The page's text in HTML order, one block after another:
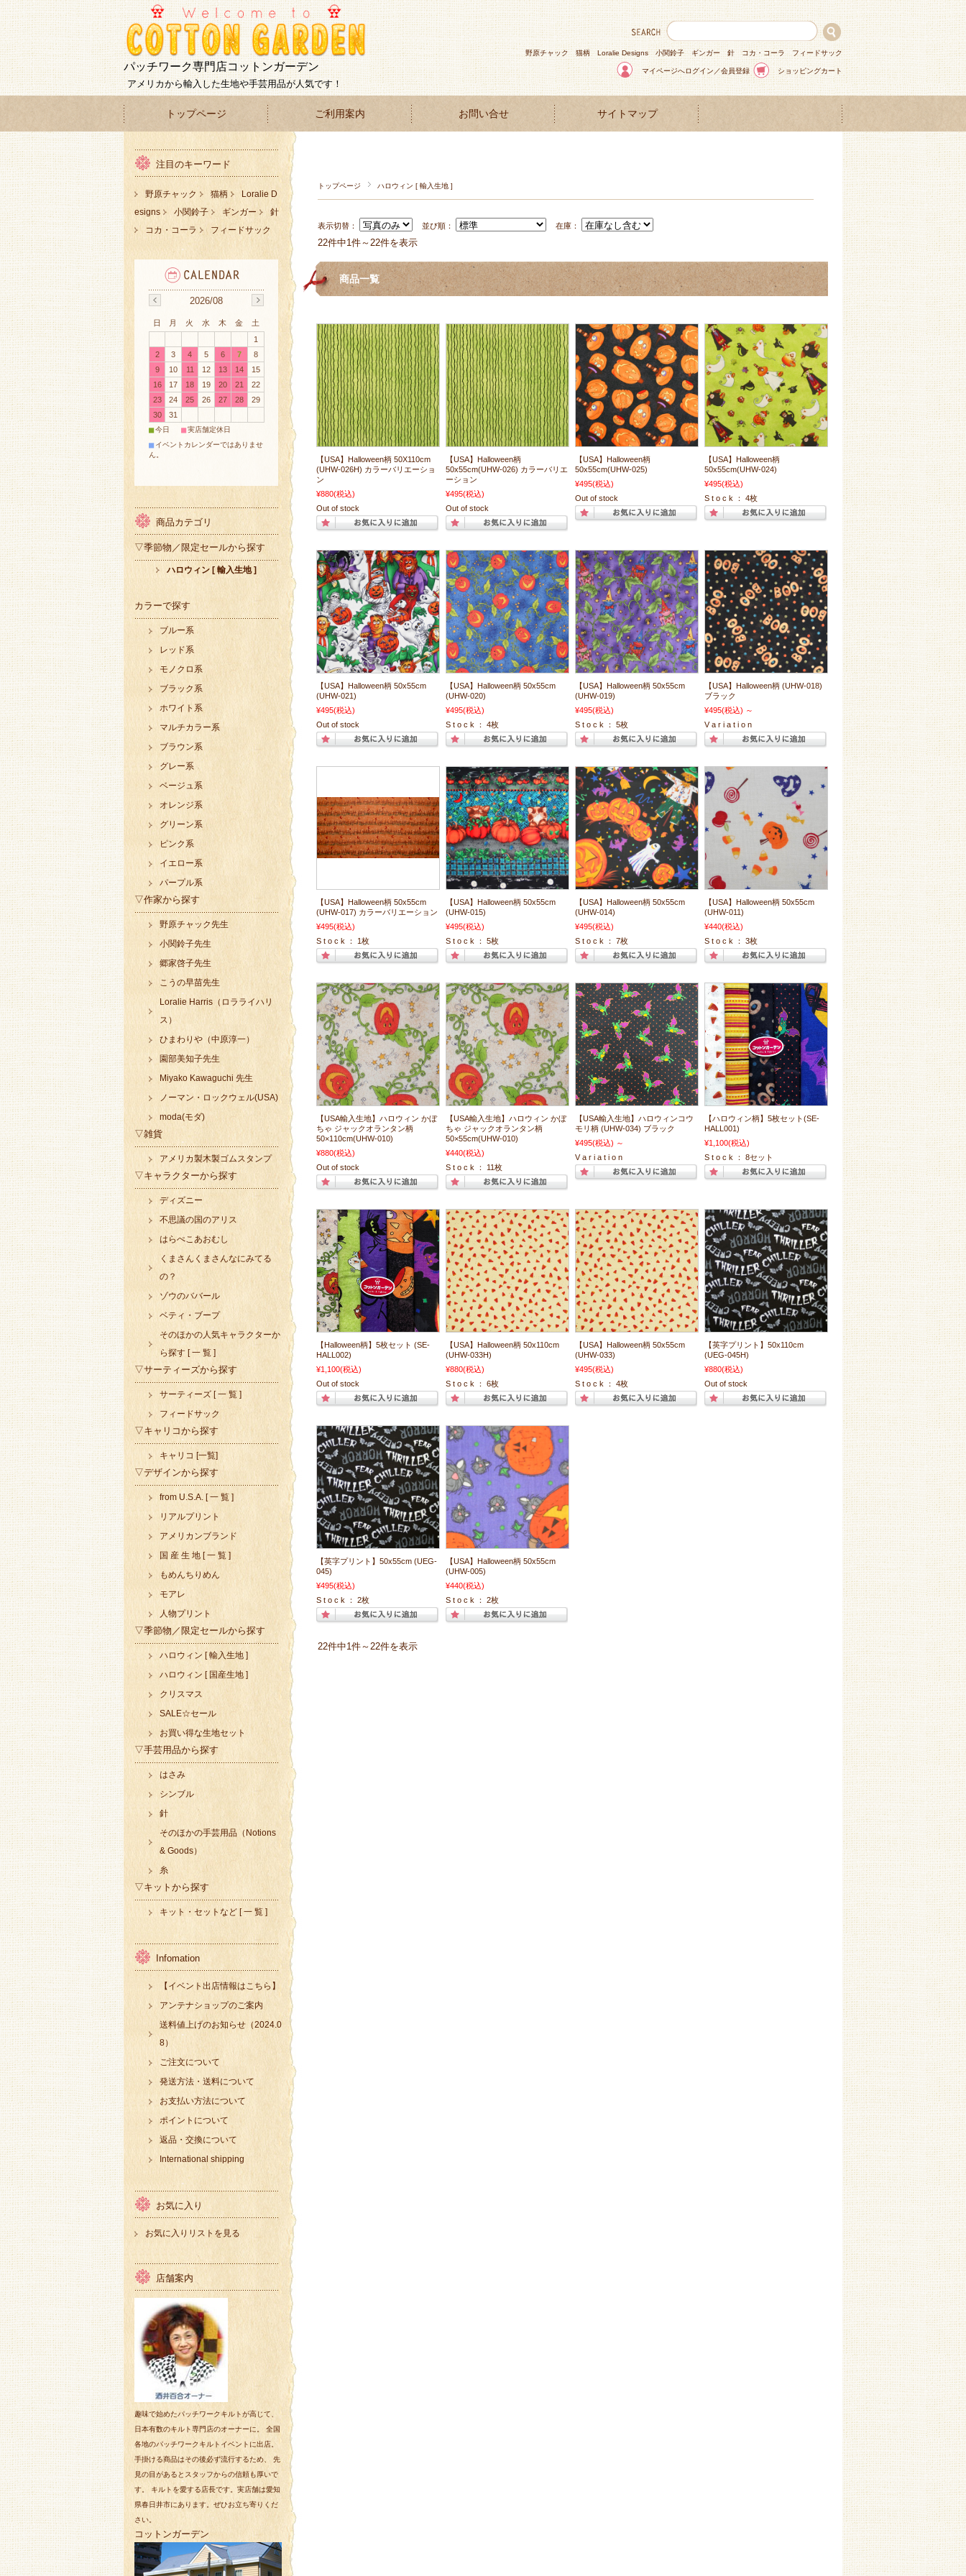
パッチワーク専門店コットンガーデン
アメリカから輸入した生地や手芸用品が人気です！
野原チャック 猫柄 Loralie Designs 小関鈴子 ギンガー 針 コカ・コーラ フィードサック
マイページへログイン／会員登録 ショッピングカート
トップページ ご利用案内 お問い合せ サイトマップ
トップページ ハロウィン [ 輸入生地 ]
表示切替： 並び順： 在庫：
22件中1件～22件を表示
商品一覧
【USA】Halloween柄 50X110cm
(UHW-026H) カラーバリエーショ
ン
¥880(税込)
Out of stock
【USA】Halloween柄
50x55cm(UHW-026) カラーバリエ
ーション
¥495(税込)
Out of stock
【USA】Halloween柄
50x55cm(UHW-025)
¥495(税込)
Out of stock
【USA】Halloween柄
50x55cm(UHW-024)
¥495(税込)
S t o c k ： 4枚
【USA】Halloween柄 50x55cm
(UHW-021)
¥495(税込)
Out of stock
【USA】Halloween柄 50x55cm
(UHW-020)
¥495(税込)
S t o c k ： 4枚
【USA】Halloween柄 50x55cm
(UHW-019)
¥495(税込)
S t o c k ： 5枚
【USA】Halloween柄 (UHW-018)
ブラック
¥495(税込) ～
V a r i a t i o n
【USA】Halloween柄 50x55cm
(UHW-017) カラーバリエーション
¥495(税込)
S t o c k ： 1枚
【USA】Halloween柄 50x55cm
(UHW-015)
¥495(税込)
S t o c k ： 5枚
【USA】Halloween柄 50x55cm
(UHW-014)
¥495(税込)
S t o c k ： 7枚
【USA】Halloween柄 50x55cm
(UHW-011)
¥440(税込)
S t o c k ： 3枚
【USA輸入生地】ハロウィン かぼ
ちゃ ジャックオランタン柄
50×110cm(UHW-010)
¥880(税込)
Out of stock
【USA輸入生地】ハロウィン かぼ
ちゃ ジャックオランタン柄
50×55cm(UHW-010)
¥440(税込)
S t o c k ： 11枚
【USA輸入生地】ハロウィンコウ
モリ柄 (UHW-034) ブラック
¥495(税込) ～
V a r i a t i o n
【ハロウィン柄】5枚セット(SE-
HALL001)
¥1,100(税込)
S t o c k ： 8セット
【Halloween柄】5枚セット (SE-
HALL002)
¥1,100(税込)
Out of stock
【USA】Halloween柄 50x110cm
(UHW-033H)
¥880(税込)
S t o c k ： 6枚
【USA】Halloween柄 50x55cm
(UHW-033)
¥495(税込)
S t o c k ： 4枚
【英字プリント】50x110cm
(UEG-045H)
¥880(税込)
Out of stock
【英字プリント】50x55cm (UEG-
045)
¥495(税込)
S t o c k ： 2枚
【USA】Halloween柄 50x55cm
(UHW-005)
¥440(税込)
S t o c k ： 2枚
22件中1件～22件を表示
注目のキーワード
野原チャック 猫柄
Loralie D
esigns
小関鈴子 ギンガー
針
コカ・コーラ
フィードサック
2026/08
日 月 火 水 木 金
土
1
2
3 4 5 6 7
8
9
10 11 12 13 14
15
16
17 18 19 20 21
22
23
24 25 26 27 28
29
30
31
■今日 ■実店舗定休日
■ イベントカレンダーではありませ
ん。
商品カテゴリ
▽季節物／限定セールから探す
ハロウィン [ 輸入生地 ]
カラーで探す
ブルー系
レッド系
モノクロ系
ブラック系
ホワイト系
マルチカラー系
ブラウン系
グレー系
ベージュ系
オレンジ系
グリーン系
ピンク系
イエロー系
パープル系
▽作家から探す
野原チャック先生
小関鈴子先生
郷家啓子先生
こうの早苗先生
Loralie Harris（ロラライハリ
ス）
ひまわりや（中原淳一）
園部美知子先生
Miyako Kawaguchi 先生
ノーマン・ロックウェル(USA)
moda(モダ)
▽雑貨
アメリカ製木製ゴムスタンプ
▽キャラクターから探す
ディズニー
不思議の国のアリス
はらぺこあおむし
くまさんくまさんなにみてる
の？
ゾウのババール
ベティ・ブープ
そのほかの人気キャラクターか
ら探す [ 一 覧 ]
▽サーティーズから探す
サーティーズ [ 一 覧 ]
フィードサック
▽キャリコから探す
キャリコ [一覧]
▽デザインから探す
from U.S.A. [ 一 覧 ]
リアルプリント
アメリカンブランド
国 産 生 地 [ 一 覧 ]
もめんちりめん
モアレ
人物プリント
▽季節物／限定セールから探す
ハロウィン [ 輸入生地 ]
ハロウィン [ 国産生地 ]
クリスマス
SALE☆セール
お買い得な生地セット
▽手芸用品から探す
はさみ
シンブル
針
そのほかの手芸用品（Notions
& Goods）
糸
▽キットから探す
キット・セットなど [ 一 覧 ]
Infomation
【イベント出店情報はこちら】
アンテナショップのご案内
送料値上げのお知らせ（2024.0
8）
ご注文について
発送方法・送料について
お支払い方法について
ポイントについて
返品・交換について
International shipping
お気に入り
お気に入りリストを見る
店舗案内
趣味で始めたパッチワークキルトが高じて、
日本有数のキルト専門店のオーナーに。 全国
各地のパッチワークキルトイベントに出店。
手掛ける商品はその後必ず流行するため、 先
見の目があるとスタッフからの信頼も厚いで
す。 キルトを愛する店長です。実店舗は愛知
県春日井市にあります。ぜひお立ち寄りくだ
さい。
コットンガーデン